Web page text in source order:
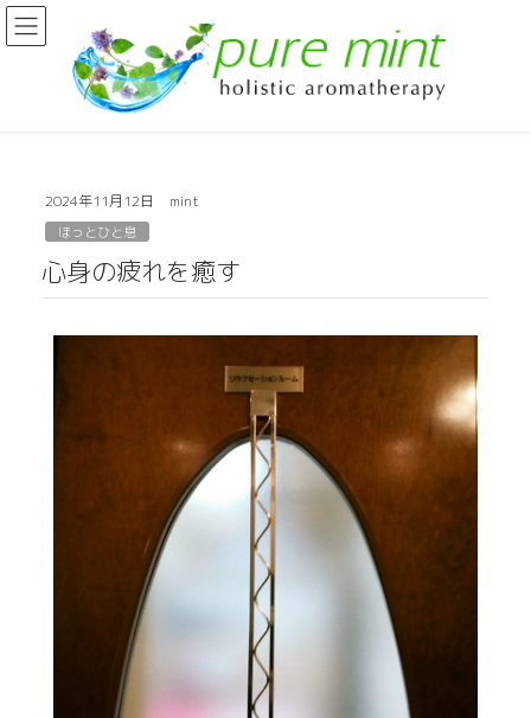
2024年11月12日 mint
ほっとひと息
心身の疲れを癒す